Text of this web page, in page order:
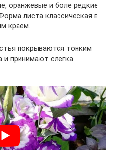
оранжевые и боле редкие
листа классическая в
краем.
покрываются тонким
и принимают слегка